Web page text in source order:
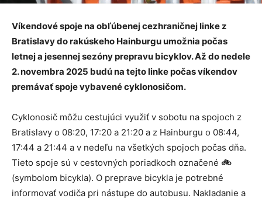
Víkendové spoje na obľúbenej cezhraničnej linke z
Bratislavy do rakúskeho Hainburgu umožnia počas
letnej a jesennej sezóny prepravu bicyklov. Až do nedele
2. novembra 2025 budú na tejto linke počas víkendov
premávať spoje vybavené cyklonosičom.
Cyklonosič môžu cestujúci využiť v sobotu na spojoch z
Bratislavy o 08:20, 17:20 a 21:20 a z Hainburgu o 08:44,
17:44 a 21:44 a v nedeľu na všetkých spojoch počas dňa.
Tieto spoje sú v cestovných poriadkoch označené 🚲
(symbolom bicykla). O preprave bicykla je potrebné
informovať vodiča pri nástupe do autobusu. Nakladanie a